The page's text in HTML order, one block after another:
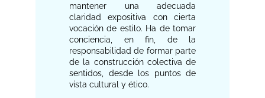
mantener una adecuada
claridad expositiva con cierta
vocación de estilo. Ha de tomar
conciencia, en fin, de la
responsabilidad de formar parte
de la construcción colectiva de
sentidos, desde los puntos de
vista cultural y ético.